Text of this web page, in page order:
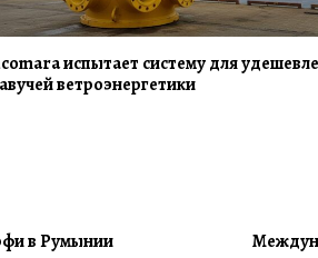
испытает систему для
ветроэнергетики
в Румынии